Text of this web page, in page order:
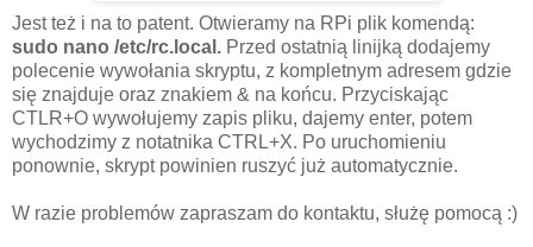
Jest też i na to patent. Otwieramy na RPi plik komendą:
sudo nano /etc/rc.local. Przed ostatnią linijką dodajemy
polecenie wywołania skryptu, z kompletnym adresem gdzie
się znajduje oraz znakiem & na końcu. Przyciskając
CTLR+O wywołujemy zapis pliku, dajemy enter, potem
wychodzimy z notatnika CTRL+X. Po uruchomieniu
ponownie, skrypt powinien ruszyć już automatycznie.
W razie problemów zapraszam do kontaktu, służę pomocą :)